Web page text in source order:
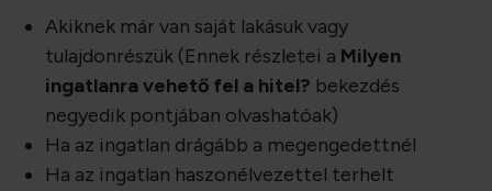
Akiknek már van saját lakásuk vagy
tulajdonrészük (Ennek részletei a Milyen
ingatlanra vehető fel a hitel? bekezdés
negyedik pontjában olvashatóak)
Ha az ingatlan drágább a megengedettnél
Ha az ingatlan haszonélvezettel terhelt